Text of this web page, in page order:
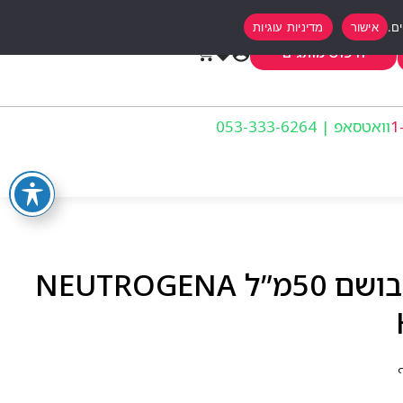
חיפוש מותגים
וואטסאפ | 053-333-6264
ניטרוגינה קרם ידיים מבושם 50מ”ל NEUTROGENA
אישור מדיניות עוגיות